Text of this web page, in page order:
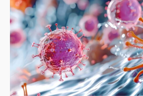
symptômes peuvent être
manifester différemment à
complique […]